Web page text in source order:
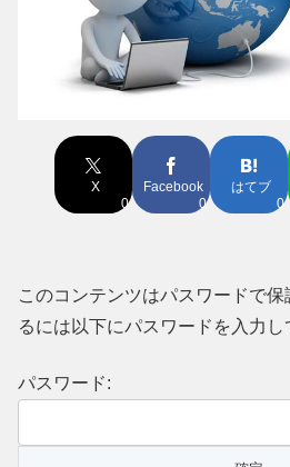
X
0
Facebook
0
はてブ
0
このコンテンツはパスワードで
るには以下にパスワードを入力し
パスワード: